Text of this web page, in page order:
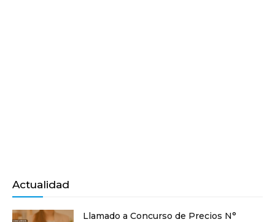
Actualidad
Llamado a Concurso de Precios N°